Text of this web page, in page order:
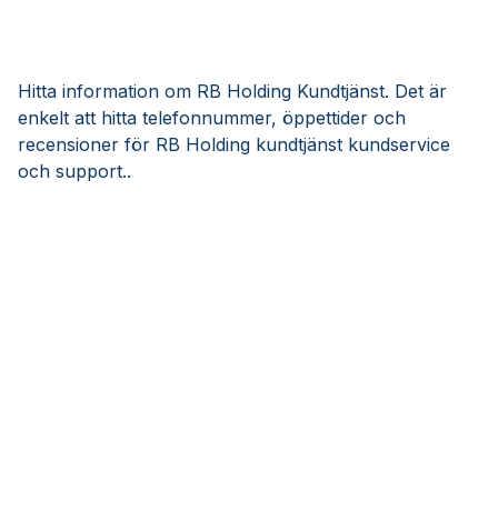
Hitta information om RB Holding Kundtjänst. Det är
enkelt att hitta telefonnummer, öppettider och
recensioner för RB Holding kundtjänst kundservice
och support..